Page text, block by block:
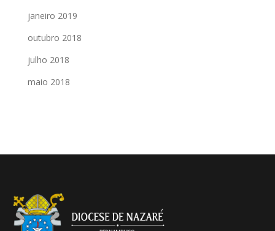
janeiro 2019
outubro 2018
julho 2018
maio 2018